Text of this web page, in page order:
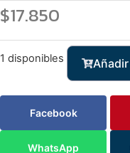
$17.850
1 disponibles
Facebook
WhatsApp